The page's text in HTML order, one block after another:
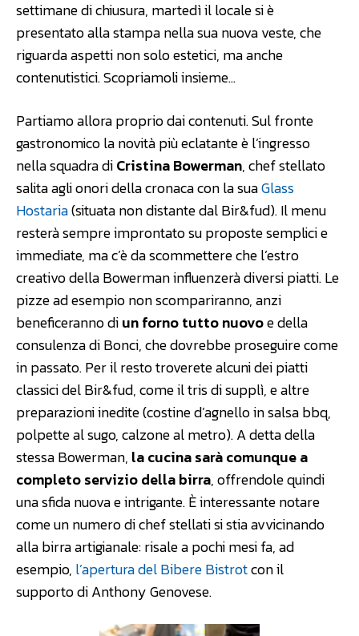
settimane di chiusura, martedì il locale si è
presentato alla stampa nella sua nuova veste, che
riguarda aspetti non solo estetici, ma anche
contenutistici. Scopriamoli insieme…
Partiamo allora proprio dai contenuti. Sul fronte
gastronomico la novità più eclatante è l’ingresso
nella squadra diCristina Bowerman, chef stellato
salita agli onori della cronaca con la suaGlass
Hostaria(situata non distante dal Bir&fud). Il menu
resterà sempre improntato su proposte semplici e
immediate, ma c’è da scommettere che l’estro
creativo della Bowerman influenzerà diversi piatti. Le
pizze ad esempio non scompariranno, anzi
beneficeranno diun forno tutto nuovoe della
consulenza di Bonci, che dovrebbe proseguire come
in passato. Per il resto troverete alcuni dei piatti
classici del Bir&fud, come il tris di supplì, e altre
preparazioni inedite (costine d’agnello in salsa bbq,
polpette al sugo, calzone al metro). A detta della
stessa Bowerman, la cucina sarà comunque a
completo servizio della birra, offrendole quindi
una sfida nuova e intrigante. È interessante notare
come un numero di chef stellati si stia avvicinando
alla birra artigianale: risale a pochi mesi fa, ad
esempio, l’apertura del Bibere Bistrotcon il
supporto di Anthony Genovese.